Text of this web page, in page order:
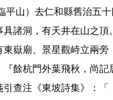
平山）去仁和縣舊治五
諸洞，有天井在山之
嶽廟、景星觀峙立兩旁
餘杭門外葉飛秋，尚
查注《東坡詩集》：